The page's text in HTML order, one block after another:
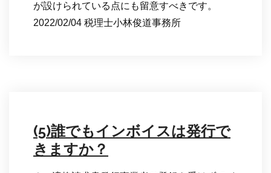
が設けられている点にも留意すべきです。
2022/02/04 税理士小林俊道事務所
(5)誰でもインボイスは発行で
きますか？